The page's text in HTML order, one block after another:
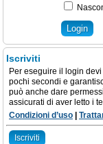
Iscriviti
Per eseguire il login
pochi secondi e
può anche dare
assicurati di aver letto i
Condizioni d’uso
Iscriviti